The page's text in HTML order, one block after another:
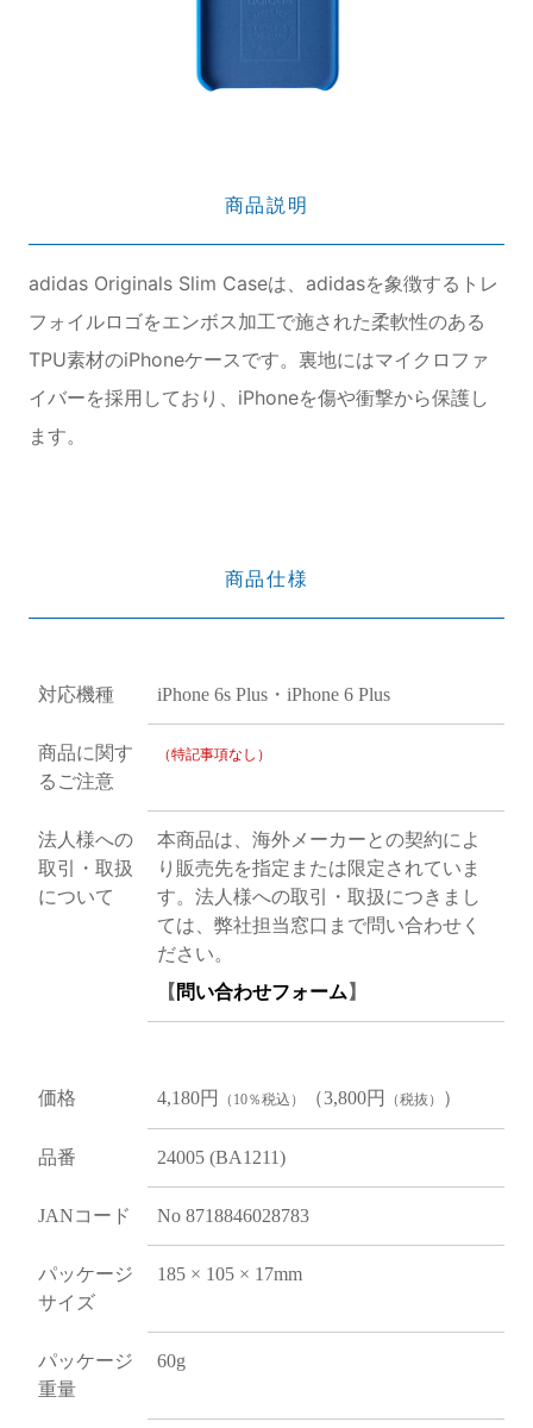
商品説明
adidas Originals Slim Caseは、adidasを象徴するトレ
フォイルロゴをエンボス加工で施された柔軟性のある
TPU素材のiPhoneケースです。裏地にはマイクロファ
イバーを採用しており、iPhoneを傷や衝撃から保護し
ます。
商品仕様
対応機種 iPhone 6s Plus・iPhone 6 Plus
商品に関す
るご注意
（特記事項なし）
法人様への
取引・取扱
について
本商品は、海外メーカーとの契約によ
り販売先を指定または限定されていま
す。法人様への取引・取扱につきまし
ては、弊社担当窓口まで問い合わせく
ださい。
【 問い合わせフォーム 】
価格 4,180円 （10％税込） （3,800円 （税抜） ）
品番 24005 (BA1211)
JANコード No 8718846028783
パッケージ
サイズ
185 × 105 × 17mm
パッケージ
重量
60g